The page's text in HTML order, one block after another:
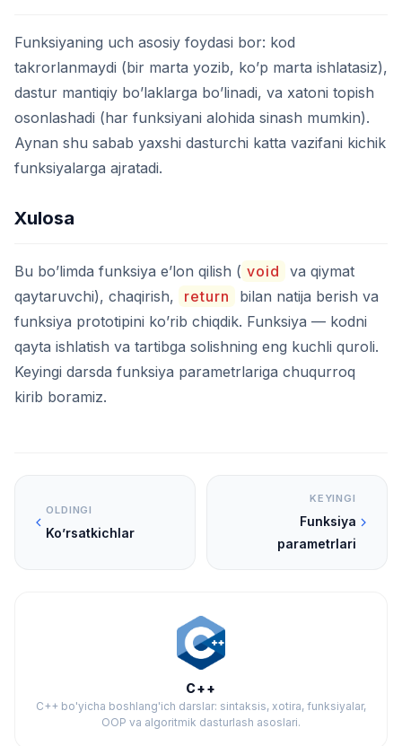
Funksiyaning uch asosiy foydasi bor: kod
takrorlanmaydi (bir marta yozib, ko’p marta ishlatasiz),
dastur mantiqiy bo’laklarga bo’linadi, va xatoni topish
osonlashadi (har funksiyani alohida sinash mumkin).
Aynan shu sabab yaxshi dasturchi katta vazifani kichik
funksiyalarga ajratadi.
Xulosa
Bu bo’limda funksiya e’lon qilish ( void
va qiymat
qaytaruvchi), chaqirish,
return
bilan natija berish va
funksiya prototipini ko’rib chiqdik. Funksiya — kodni
qayta ishlatish va tartibga solishning eng kuchli quroli.
Keyingi darsda funksiya parametrlariga chuqurroq
kirib boramiz.
OLDINGI
Ko’rsatkichlar
KEYINGI
Funksiya
parametrlari
C++
C++ bo'yicha boshlang'ich darslar: sintaksis, xotira, funksiyalar,
OOP va algoritmik dasturlash asoslari.